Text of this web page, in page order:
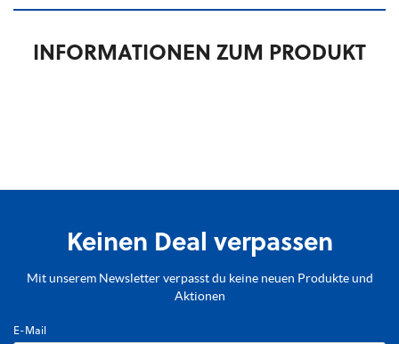
INFORMATIONEN ZUM PRODUKT
Keinen Deal verpassen
Mit unserem Newsletter verpasst du keine neuen Produkte und
Aktionen
E-Mail